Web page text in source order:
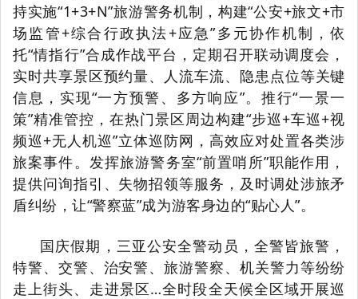
持实施“1+3+N”旅游警务机制，构建“公安+旅文+市
场监管+综合行政执法+应急”多元协作机制，依
托“情指行”合成作战平台，定期召开联动调度会，
实时共享景区预约量、人流车流、隐患点位等关键
信息， 实现“一方预警、多方响应”。推行“一景一
策”精准管控，在热门景区周边构建“步巡+车巡+视
频巡+无人机巡”立体巡防网，高效应对处置各类涉
旅案事件。发挥旅游警务室“前置哨所”职能作用，
提供问询指引、失物招领等服务，及时调处涉旅矛
盾纠纷，让“警察蓝”成为游客身边的“贴心人”。
国庆假期，三亚公安全警动员，全警皆旅警，
特警、交警、治安警、旅游警察、机关警力等纷纷
走上街头、走进景区…全时段全天候全区域开展巡